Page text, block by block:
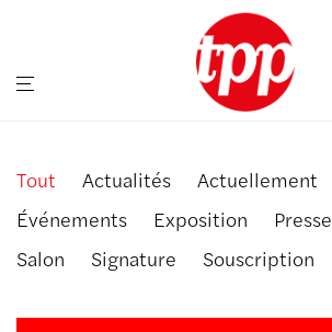
Tout Actualités Actuellement
Événements
Exposition Presse
Salon
Signature Souscription